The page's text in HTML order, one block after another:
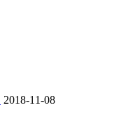
2018-11-08